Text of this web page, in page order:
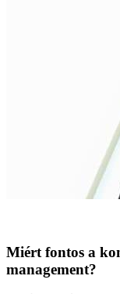
Miért fontos a
management?